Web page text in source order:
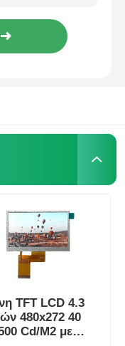
TFT LCD 4.3
480x272 40
Cd/M2 με